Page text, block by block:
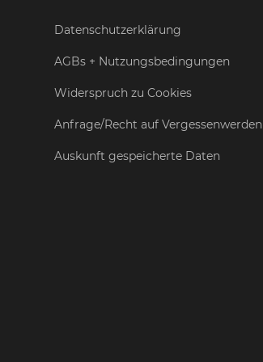
Datenschutzerklärung
AGBs + Nutzungsbedingungen
Widerspruch zu Cookies
Anfrage/Recht auf Vergessenwerden
Auskunft gespeicherte Daten